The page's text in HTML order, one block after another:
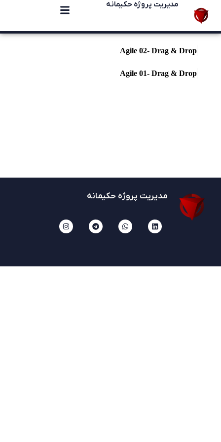
مدیریت پروژه حکیمانه
Agile 02- Drag & Drop
Agile 01- Drag & Drop
مدیریت پروژه حکیمانه